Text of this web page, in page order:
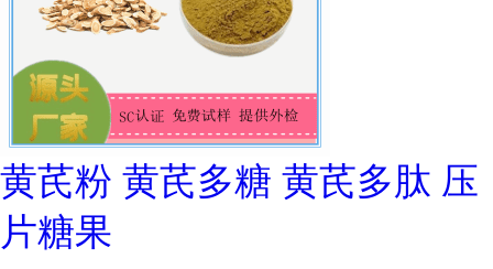
黄芪粉 黄芪多糖 黄芪多肽 压
片糖果